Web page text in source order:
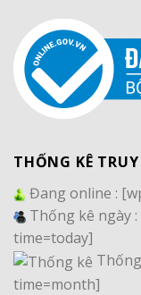
THỐNG KÊ
Đang online :
Thống kê ngày :
time=today]
time=month]